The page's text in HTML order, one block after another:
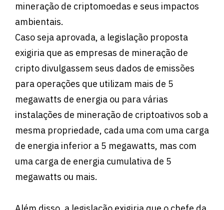
mineração de criptomoedas e seus impactos
ambientais.
Caso seja aprovada, a legislação proposta
exigiria que as empresas de mineração de
cripto divulgassem seus dados de emissões
para operações que utilizam mais de 5
megawatts de energia ou para várias
instalações de mineração de criptoativos sob a
mesma propriedade, cada uma com uma carga
de energia inferior a 5 megawatts, mas com
uma carga de energia cumulativa de 5
megawatts ou mais.